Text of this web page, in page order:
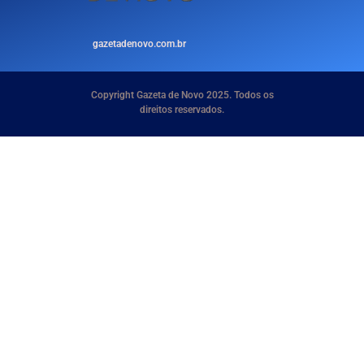
gazetadenovo.com.br
Copyright Gazeta de Novo 2025. Todos os
direitos reservados.